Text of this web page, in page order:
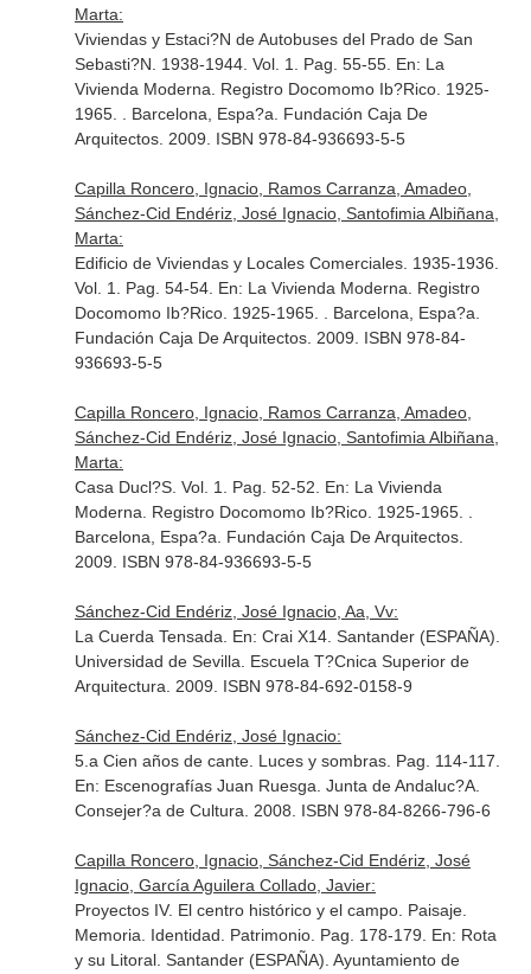
Marta:
Viviendas y Estaci?N de Autobuses del Prado de San
Sebasti?N. 1938-1944. Vol. 1. Pag. 55-55. En: La
Vivienda Moderna. Registro Docomomo Ib?Rico. 1925-
1965. . Barcelona, Espa?a. Fundación Caja De
Arquitectos. 2009. ISBN 978-84-936693-5-5
Capilla Roncero, Ignacio, Ramos Carranza, Amadeo,
Sánchez-Cid Endériz, José Ignacio, Santofimia Albiñana,
Marta:
Edificio de Viviendas y Locales Comerciales. 1935-1936.
Vol. 1. Pag. 54-54. En: La Vivienda Moderna. Registro
Docomomo Ib?Rico. 1925-1965. . Barcelona, Espa?a.
Fundación Caja De Arquitectos. 2009. ISBN 978-84-
936693-5-5
Capilla Roncero, Ignacio, Ramos Carranza, Amadeo,
Sánchez-Cid Endériz, José Ignacio, Santofimia Albiñana,
Marta:
Casa Ducl?S. Vol. 1. Pag. 52-52. En: La Vivienda
Moderna. Registro Docomomo Ib?Rico. 1925-1965. .
Barcelona, Espa?a. Fundación Caja De Arquitectos.
2009. ISBN 978-84-936693-5-5
Sánchez-Cid Endériz, José Ignacio, Aa, Vv:
La Cuerda Tensada. En: Crai X14. Santander (ESPAÑA).
Universidad de Sevilla. Escuela T?Cnica Superior de
Arquitectura. 2009. ISBN 978-84-692-0158-9
Sánchez-Cid Endériz, José Ignacio:
5.a Cien años de cante. Luces y sombras. Pag. 114-117.
En: Escenografías Juan Ruesga . Junta de Andaluc?A.
Consejer?a de Cultura. 2008. ISBN 978-84-8266-796-6
Capilla Roncero, Ignacio, Sánchez-Cid Endériz, José
Ignacio, García Aguilera Collado, Javier:
Proyectos IV. El centro histórico y el campo. Paisaje.
Memoria. Identidad. Patrimonio. Pag. 178-179. En: Rota
y su Litoral. Santander (ESPAÑA). Ayuntamiento de